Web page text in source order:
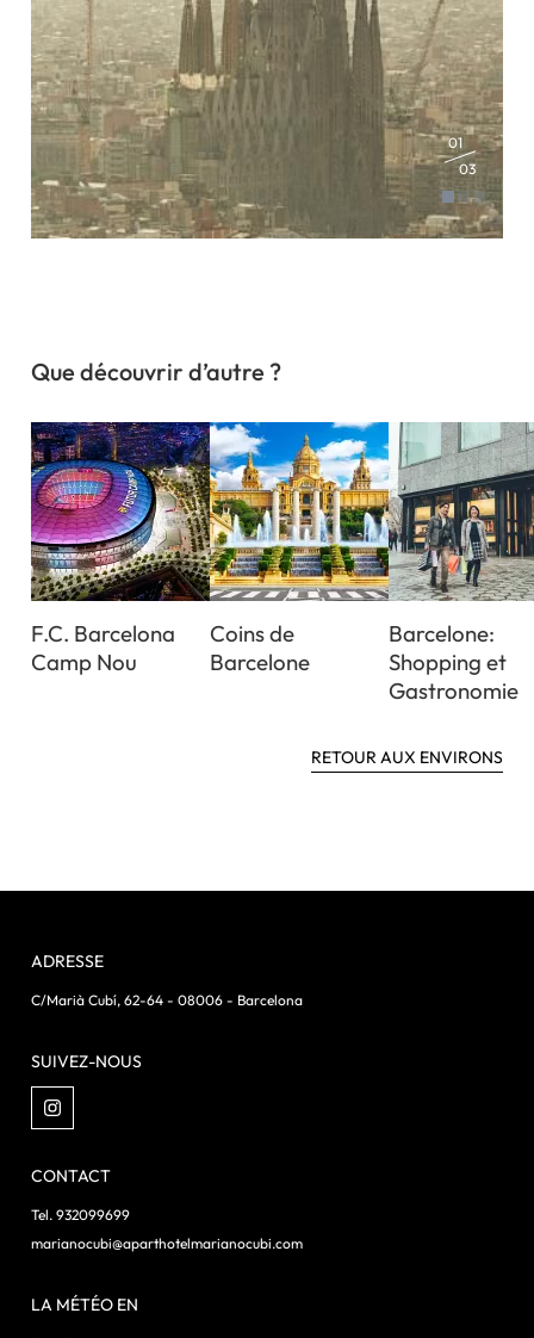
01
03
Que découvrir d’autre ?
F.C. Barcelona
Camp Nou
Coins de
Barcelone
Barcelone:
Shopping et
Gastronomie
RETOUR AUX ENVIRONS
ADRESSE
C/Marià Cubí, 62-64 - 08006 - Barcelona
SUIVEZ-NOUS
CONTACT
Tel. 932099699
marianocubi@aparthotelmarianocubi.com
LA MÉTÉO EN